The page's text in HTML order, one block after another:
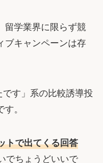
留学業界に限らず競
ブキャンペーンは存
です」系の比較誘導投
。
トで出てくる回答
でちょうどいいで